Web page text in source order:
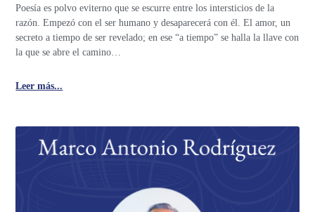
Poesía es polvo eviterno que se escurre entre los intersticios de la
razón. Empezó con el ser humano y desaparecerá con él. El amor, un
secreto a tiempo de ser revelado; en ese “a tiempo” se halla la llave con
la que se abre el camino…
Leer más...